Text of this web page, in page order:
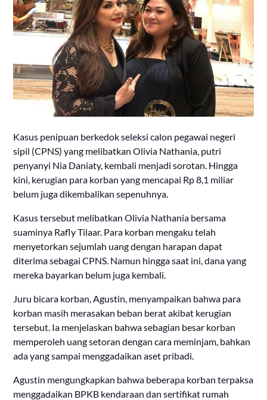
Kasus penipuan berkedok seleksi calon pegawai negeri
sipil (CPNS) yang melibatkan Olivia Nathania, putri
penyanyi Nia Daniaty, kembali menjadi sorotan. Hingga
kini, kerugian para korban yang mencapai Rp 8,1 miliar
belum juga dikembalikan sepenuhnya.
Kasus tersebut melibatkan Olivia Nathania bersama
suaminya Rafly Tilaar. Para korban mengaku telah
menyetorkan sejumlah uang dengan harapan dapat
diterima sebagai CPNS. Namun hingga saat ini, dana yang
mereka bayarkan belum juga kembali.
Juru bicara korban, Agustin, menyampaikan bahwa para
korban masih merasakan beban berat akibat kerugian
tersebut. Ia menjelaskan bahwa sebagian besar korban
memperoleh uang setoran dengan cara meminjam, bahkan
ada yang sampai menggadaikan aset pribadi.
Agustin mengungkapkan bahwa beberapa korban terpaksa
menggadaikan BPKB kendaraan dan sertifikat rumah